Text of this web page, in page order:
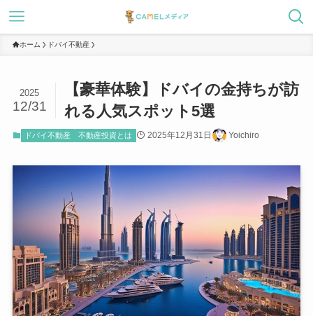
ホーム ドバイ不動産
【豪華体験】ドバイの金持ちが訪
れる人気スポット5選
2025
12/31
ドバイ不動産 不動産投資とは 2025年12月31日 Yoichiro